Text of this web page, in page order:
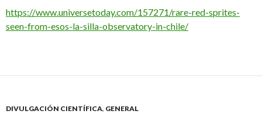
https://www.universetoday.com/157271/rare-red-sprites-
seen-from-esos-la-silla-observatory-in-chile/
DIVULGACIÓN CIENTÍFICA, GENERAL